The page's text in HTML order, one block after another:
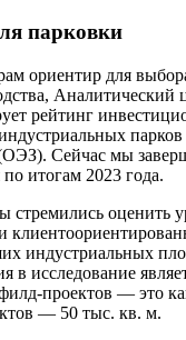
парковки
ориентир для
Аналитический
рейтинг
Сейчас мы
итогам 2023 года.
стремились оценить
индустриальных
в исследование
проектов — это
— 50 тыс. кв. м.